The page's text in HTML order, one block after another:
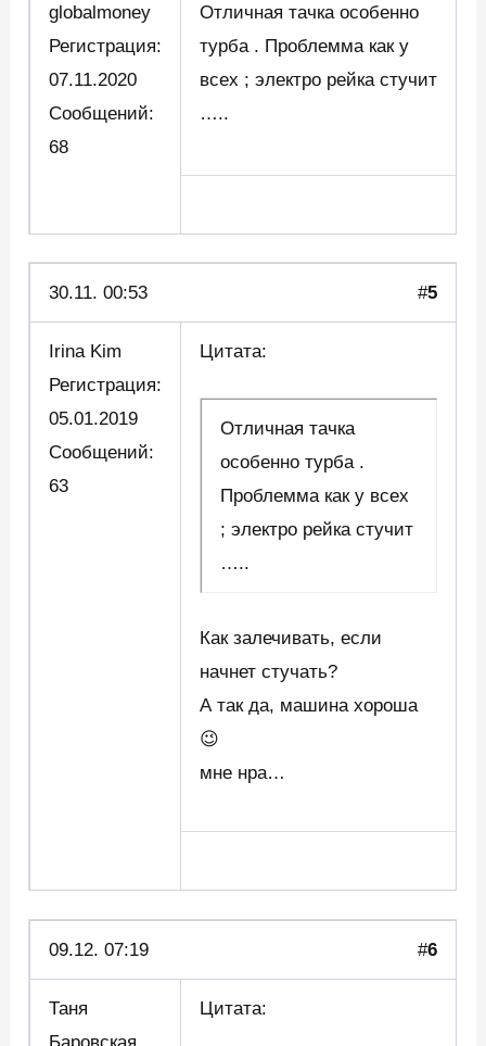
globalmoney
Регистрация:
07.11.2020
Сообщений:
68
Отличная тачка особенно
турба . Проблемма как у
всех ; электро рейка стучит
…..
30.11. 00:53 #5
Irina Kim
Регистрация:
05.01.2019
Сообщений:
63
Цитата:
Отличная тачка
особенно турба .
Проблемма как у всех
; электро рейка стучит
…..
Как залечивать, если
начнет стучать?
А так да, машина хороша
😉
мне нра…
09.12. 07:19 #6
Таня
Баровская
Цитата: